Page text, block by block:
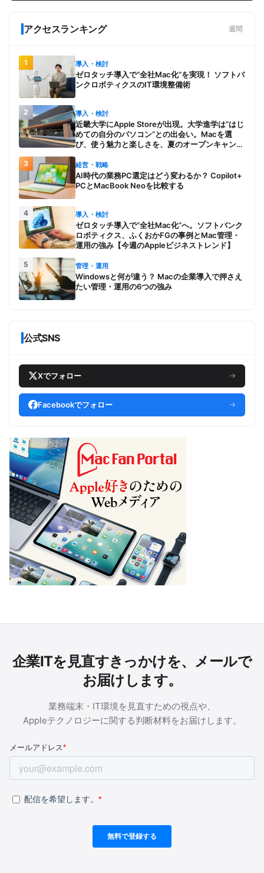
アクセスランキング 週間
1 導入・検討
ゼロタッチ導入で“全社Mac化”を実現！ ソフトバ
ンクロボティクスのIT環境整備術
2 導入・検討
近畿大学にApple Storeが出現。大学進学は“はじ
めての自分のパソコン”との出会い。Macを選
び、使う魅力と楽しさを、夏のオープンキャンパ
3 経営・戦略
AI時代の業務PC選定はどう変わるか？ Copilot+
PCとMacBook Neoを比較する
4 導入・検討
ゼロタッチ導入で“全社Mac化”へ。ソフトバンク
ロボティクス、ふくおかFGの事例とMac管理・
運用の強み【今週のAppleビジネストレンド】
5 管理・運用
Windowsと何が違う？ Macの企業導入で押さえ
たい管理・運用の6つの強み
公式SNS
Xでフォロー →
Facebookでフォロー →
企業ITを見直すきっかけを、メールで
お届けします。
業務端末・IT環境を見直すための視点や、
Appleテクノロジーに関する判断材料をお届けします。